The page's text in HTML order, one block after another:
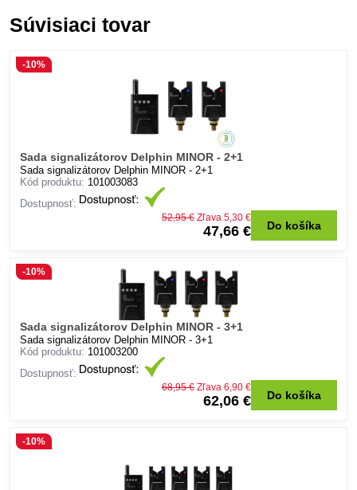
Súvisiaci tovar
Sada signalizátorov Delphin MINOR - 2+1
-10%
Sada signalizátorov Delphin MINOR - 2+1
Kód produktu: 101003083
Dostupnosť:
47,66 €
52,95 € Zľava 5,30 €
Do košíka
Sada signalizátorov Delphin MINOR - 3+1
-10%
Sada signalizátorov Delphin MINOR - 3+1
Kód produktu: 101003200
Dostupnosť:
62,06 €
68,95 € Zľava 6,90 €
Do košíka
-10%